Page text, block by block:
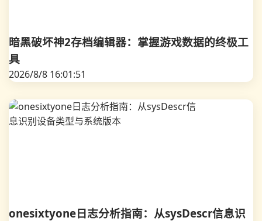
暗黑破坏神2存档编辑器：掌握游戏数据的终极工
具
2026/8/8 16:01:51
onesixtyone日志分析指南：从sysDescr信息识